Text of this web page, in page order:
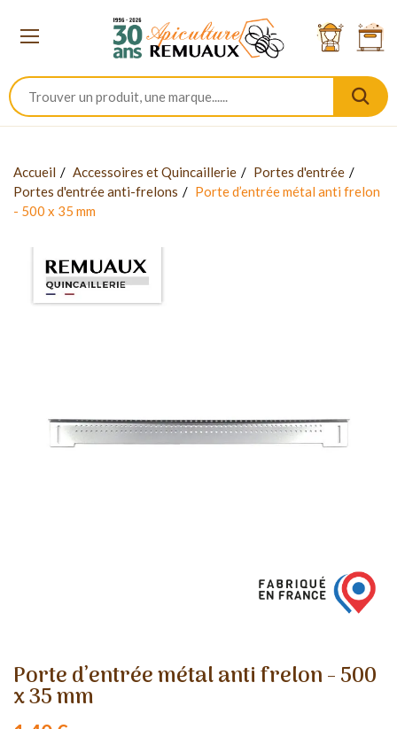
Accueil Accessoires et Quincaillerie
Portes d'entrée
Portes d'entrée anti-frelons
Porte d’entrée métal anti frelon
- 500 x 35 mm
Porte d’entrée métal anti frelon - 500
x 35 mm